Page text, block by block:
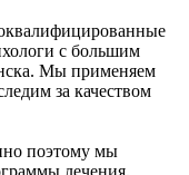
с большим
Мы применяем
за качеством
поэтому мы
лечения,